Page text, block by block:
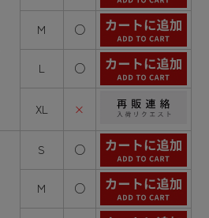
M ○
L ○
XL ×
S ○
M ○